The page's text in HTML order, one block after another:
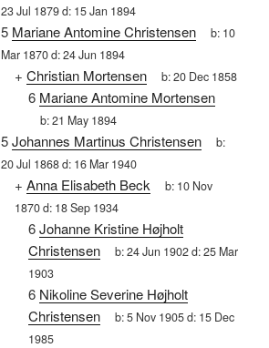
23 Jul 1879d: 15 Jan 1894
5 Mariane Antomine Christensen b: 10
Mar 1870d:24 Jun 1894
+ Christian Mortensen b:20 Dec 1858
6 Mariane Antomine Mortensen
b:21 May 1894
5Johannes Martinus Christensen
b:
20 Jul 1868d: 16 Mar 1940
+ Anna Elisabeth Beck b: 10 Nov
1870d: 18 Sep 1934
6Johanne Kristine Højholt
Christensen
b:24 Jun 1902d:25 Mar
1903
6 Nikoline Severine Højholt
Christensen
b:5 Nov 1905d: 15 Dec
1985